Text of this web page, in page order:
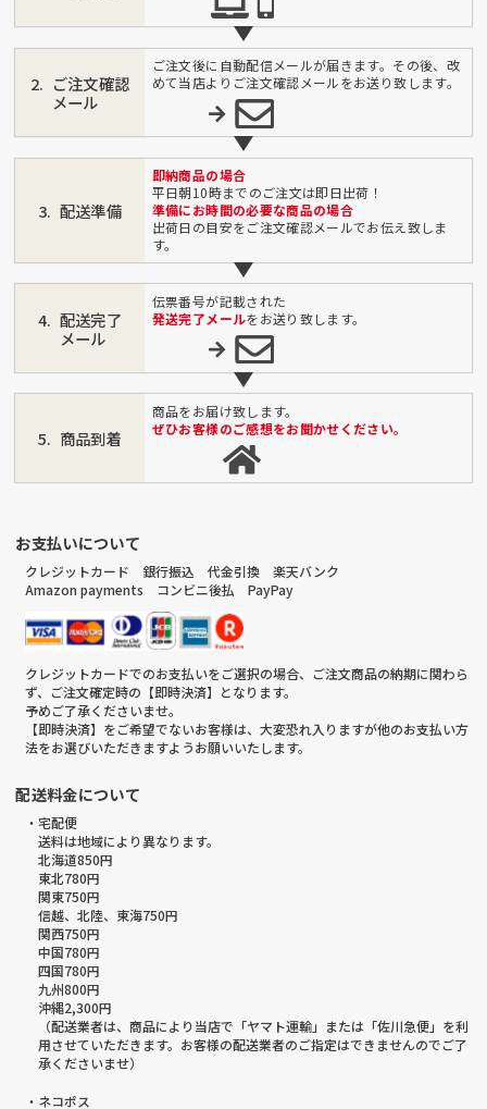
ご注文確認
メール
ご注文後に自動配信メールが届きます。その後、改
めて当店よりご注文確認メールをお送り致します。
配送準備
即納商品の場合
平日朝10時までのご注文は即日出荷！
準備にお時間の必要な商品の場合
出荷日の目安をご注文確認メールでお伝え致しま
す。
配送完了
メール
伝票番号が記載された
発送完了メールをお送り致します。
商品到着
商品をお届け致します。
ぜひお客様のご感想をお聞かせください。
お支払いについて
クレジットカード 銀行振込 代金引換 楽天バンク
Amazon payments コンビニ後払 PayPay
クレジットカードでのお支払いをご選択の場合、ご注文商品の納期に関わら
ず、ご注文確定時の【即時決済】となります。
予めご了承くださいませ。
【即時決済】をご希望でないお客様は、大変恐れ入りますが他のお支払い方
法をお選びいただきますようお願いいたします。
配送料金について
・宅配便
送料は地域により異なります。
北海道850円
東北780円
関東750円
信越、北陸、東海750円
関西750円
中国780円
四国780円
九州800円
沖縄2,300円
（配送業者は、商品により当店で「ヤマト運輸」または「佐川急便」を利
用させていただきます。お客様の配送業者のご指定はできませんのでご了
承くださいませ）
・ネコポス